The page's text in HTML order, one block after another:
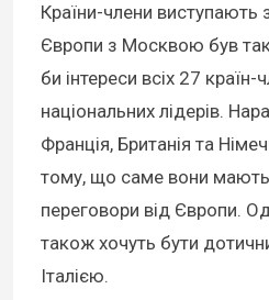
Країни-члени виступають
Європи з Москвою був
би інтереси всіх 27
національних лідерів.
Франція, Британія та
тому, що саме вони мають
переговори від Європи.
також хочуть бути
Італією.